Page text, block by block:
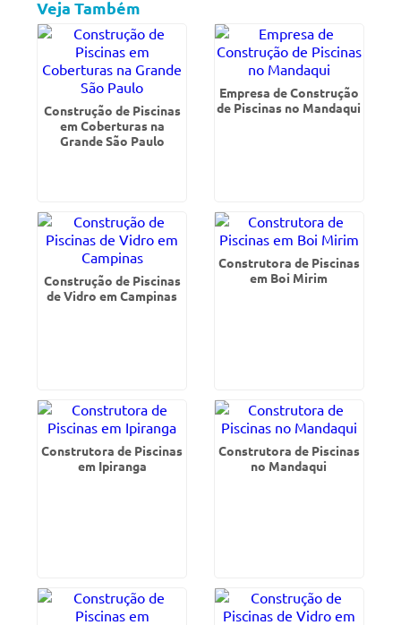
Veja Também
Construção de Piscinas
em Coberturas na
Grande São Paulo
Empresa de Construção
de Piscinas no Mandaqui
Construção de Piscinas
de Vidro em Campinas
Construtora de Piscinas
em Boi Mirim
Construtora de Piscinas
em Ipiranga
Construtora de Piscinas
no Mandaqui